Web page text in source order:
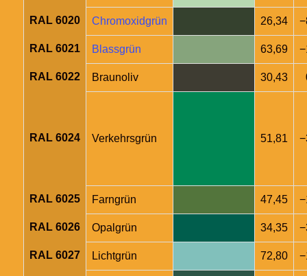
RAL 6020 Chromoxidgrün 26,34
RAL 6021 Blassgrün 63,69
RAL 6022 Braunoliv 30,43
RAL 6024 Verkehrsgrün 51,81
RAL 6025 Farngrün 47,45
RAL 6026 Opalgrün 34,35
RAL 6027 Lichtgrün 72,80